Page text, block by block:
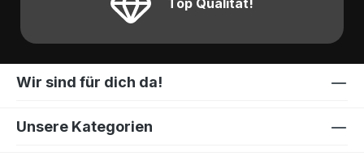
Wir sind für dich da!
Unsere Kategorien